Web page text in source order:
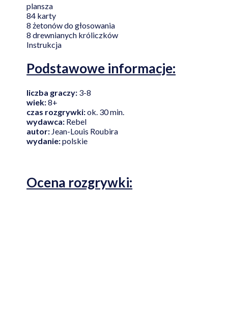
plansza
84 karty
8 żetonów do głosowania
8 drewnianych króliczków
Instrukcja
Podstawowe informacje:
liczba graczy: 3-8
wiek:8+
czas rozgrywki:ok. 30 min.
wydawca: Rebel
autor: Jean-Louis Roubira
wydanie:polskie
Ocena rozgrywki: